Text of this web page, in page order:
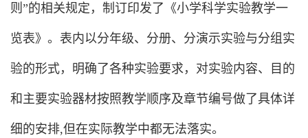
则”的相关规定，制订印发了《小学科学实验教学一
览表》。表内以分年级、分册、分演示实验与分组实
验的形式，明确了各种实验要求，对实验内容、目的
和主要实验器材按照教学顺序及章节编号做了具体详
细的安排,但在实际教学中都无法落实。